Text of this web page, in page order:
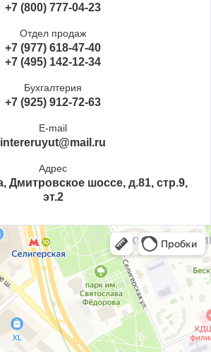
+7 (800) 777-04-23
Отдел продаж
+7 (977) 618-47-40
+7 (495) 142-12-34
Бухгалтерия
+7 (925) 912-72-63
E-mail
intereruyut@mail.ru
Адрес
Дмитровское шоссе, д.81, стр.9,
эт.2